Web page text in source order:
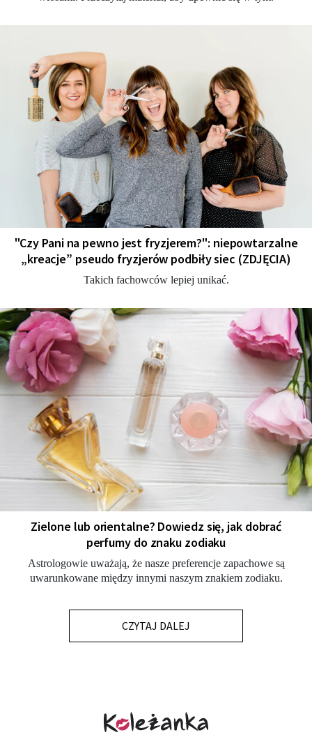
"Czy Pani na pewno jest fryzjerem?": niepowtarzalne
„kreacje” pseudo fryzjerów podbiły siec (ZDJĘCIA)
Takich fachowców lepiej unikać.
Zielone lub orientalne? Dowiedz się, jak dobrać
perfumy do znaku zodiaku
Astrologowie uważają, że nasze preferencje zapachowe są
uwarunkowane między innymi naszym znakiem zodiaku.
CZYTAJ DALEJ